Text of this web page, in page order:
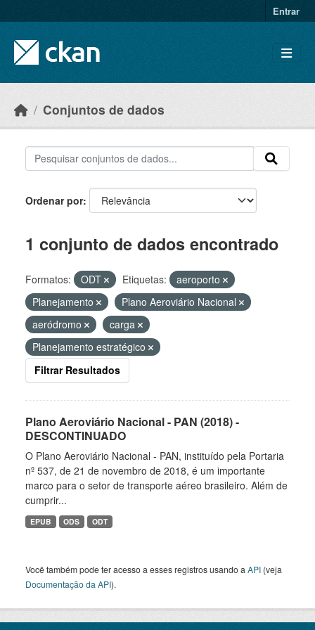
Entrar
Conjuntos de dados
Ordenar por
1 conjunto de dados encontrado
Formatos: ODT Etiquetas:
aeroporto
Planejamento
Plano Aeroviário Nacional
aeródromo
carga
Planejamento estratégico
Filtrar Resultados
Plano Aeroviário Nacional - PAN (2018) -
DESCONTINUADO
O Plano Aeroviário Nacional - PAN, instituído pela Portaria
nº 537, de 21 de novembro de 2018, é um importante
marco para o setor de transporte aéreo brasileiro. Além de
cumprir...
EPUB ODS ODT
Você também pode ter acesso a esses registros usando a API (veja
Documentação da API).